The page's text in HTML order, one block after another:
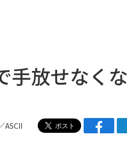
手放せなく